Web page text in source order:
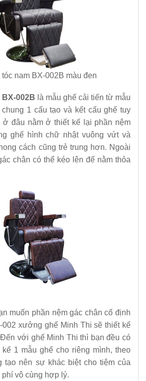
tóc nam BX-002B màu đen
002B là mẫu ghế cải tiến từ mẫu
chung 1 cấu tạo và kết cấu ghế tuy
ở đâu nằm ở thiết kế lại phần nệm
ghế hình chữ nhật vuông vứt và
cách cũng trẻ trung hơn. Ngoài
chân có thể kéo lên để nằm thỏa
muốn phần nệm gác chân cố định
002 xưởng ghế Minh Thi sẽ thiết kế
với ghế Minh Thi thì bạn đều có
1 mẫu ghế cho riêng mình, theo
tạo nên sự khác biệt cho tiệm của
vô cùng hợp lý.